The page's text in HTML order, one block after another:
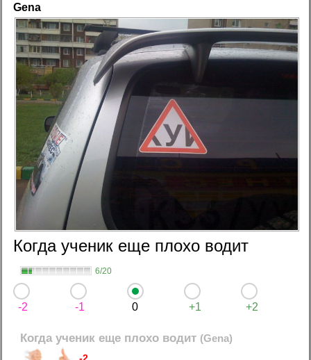
Gena
Когда ученик еще плохо водит
6/20
-2 -1 0 +1 +2
Когда ученик еще плохо водит (Gena)